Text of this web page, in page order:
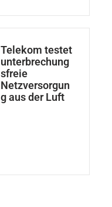
Telekom testet
unterbrechung
sfreie
Netzversorgun
g aus der Luft